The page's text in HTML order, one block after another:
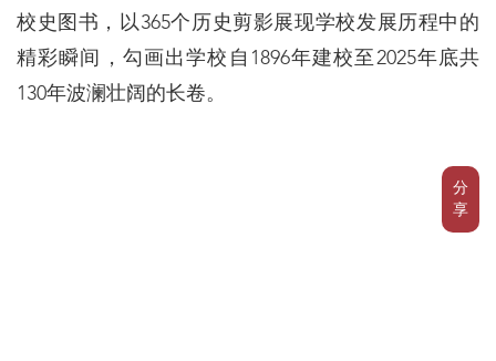
分
享
校史图书，以365个历史剪影展现学校发展历程中的
精彩瞬间，勾画出学校自1896年建校至2025年底共
130年波澜壮阔的长卷。